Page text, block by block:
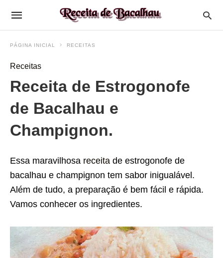
PÁGINA INICIAL RECEITAS
Receitas
Receita de Estrogonofe
de Bacalhau e
Champignon.
Essa maravilhosa receita de estrogonofe de
bacalhau e champignon tem sabor inigualável.
Além de tudo, a preparação é bem fácil e rápida.
Vamos conhecer os ingredientes.